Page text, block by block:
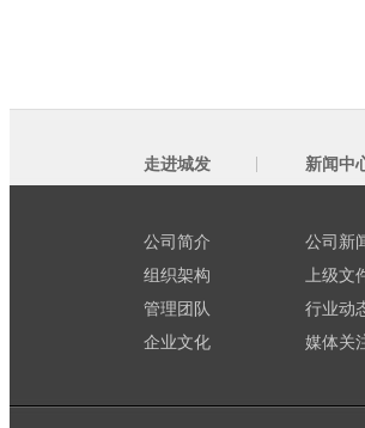
走进城发
公司简介
组织架构
管理团队
企业文化
新闻中
公司新
上级文
行业动
媒体关